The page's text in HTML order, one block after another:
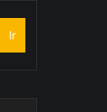
Ir